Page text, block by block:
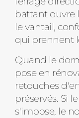
battant ouvre
le vantail,
qui prennent
Quand le
pose en
retouches
préservés. Si
s'impose, le